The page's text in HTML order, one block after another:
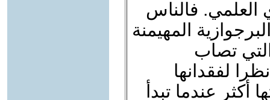
العلمي. فالناس
المهيمنة
التي تصاب
لفقدانها
أكثر عندما تبدأ